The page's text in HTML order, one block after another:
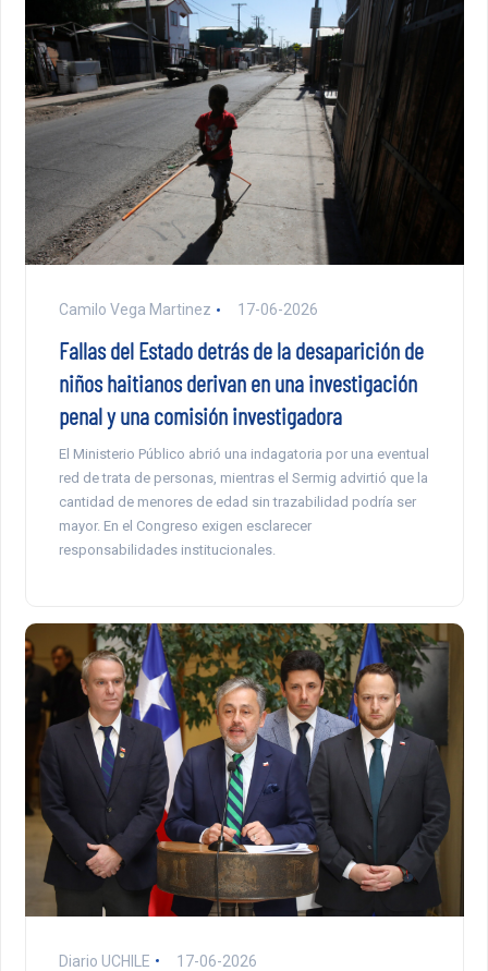
Camilo Vega Martinez 17-06-2026
Fallas del Estado detrás de la desaparición de
niños haitianos derivan en una investigación
penal y una comisión investigadora
El Ministerio Público abrió una indagatoria por una eventual
red de trata de personas, mientras el Sermig advirtió que la
cantidad de menores de edad sin trazabilidad podría ser
mayor. En el Congreso exigen esclarecer
responsabilidades institucionales.
Diario UCHILE 17-06-2026